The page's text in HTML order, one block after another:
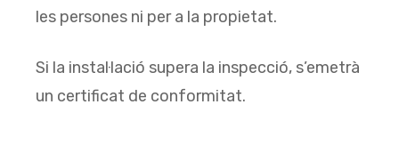
les persones ni per a la propietat.
Si la instal·lació supera la inspecció, s’emetrà
un certificat de conformitat.